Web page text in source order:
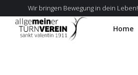
Wir bringen Bewegung in dein Leben!
Home